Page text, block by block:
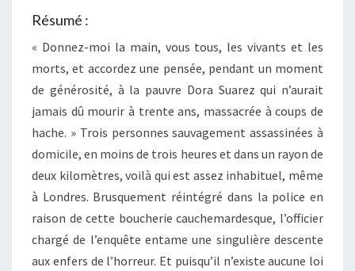
Résumé :
« Donnez-moi la main, vous tous, les vivants et les
morts, et accordez une pensée, pendant un moment
de générosité, à la pauvre Dora Suarez qui n’aurait
jamais dû mourir à trente ans, massacrée à coups de
hache. » Trois personnes sauvagement assassinées à
domicile, en moins de trois heures et dans un rayon de
deux kilomètres, voilà qui est assez inhabituel, même
à Londres. Brusquement réintégré dans la police en
raison de cette boucherie cauchemardesque, l’officier
chargé de l’enquête entame une singulière descente
aux enfers de l’horreur. Et puisqu’il n’existe aucune loi